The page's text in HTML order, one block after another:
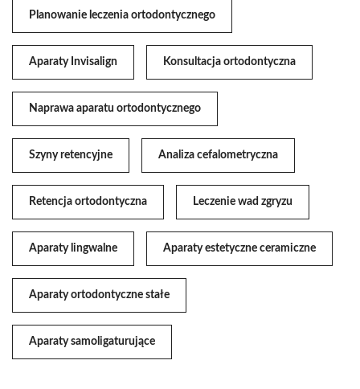
Planowanie leczenia ortodontycznego
Aparaty Invisalign Konsultacja ortodontyczna
Naprawa aparatu ortodontycznego
Szyny retencyjne Analiza cefalometryczna
Retencja ortodontyczna Leczenie wad zgryzu
Aparaty lingwalne Aparaty estetyczne ceramiczne
Aparaty ortodontyczne stałe
Aparaty samoligaturujące